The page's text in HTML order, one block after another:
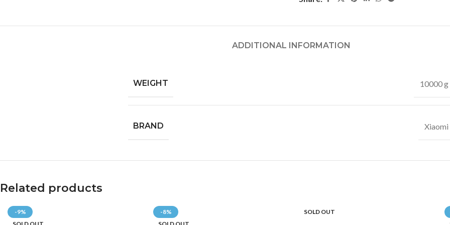
ADDITIONAL INFORMATION
WEIGHT 10000 g
BRAND Xiaomi
Related products
-9%
-8%
SOLD OUT